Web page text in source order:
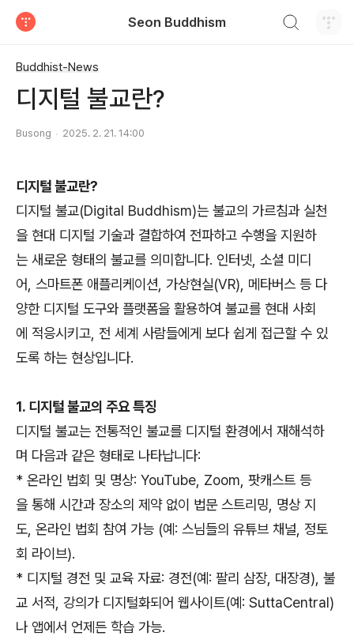
Seon Buddhism
Buddhist-News
디지털 불교란?
Busong 2025. 2. 21. 14:00
디지털 불교란?
디지털 불교(Digital Buddhism)는 불교의 가르침과 실천
을 현대 디지털 기술과 결합하여 전파하고 수행을 지원하
는 새로운 형태의 불교를 의미합니다. 인터넷, 소셜 미디
어, 스마트폰 애플리케이션, 가상현실(VR), 메타버스 등 다
양한 디지털 도구와 플랫폼을 활용하여 불교를 현대 사회
에 적응시키고, 전 세계 사람들에게 보다 쉽게 접근할 수 있
도록 하는 현상입니다.
1. 디지털 불교의 주요 특징
디지털 불교는 전통적인 불교를 디지털 환경에서 재해석하
며 다음과 같은 형태로 나타납니다:
* 온라인 법회 및 명상: YouTube, Zoom, 팟캐스트 등
을 통해 시간과 장소의 제약 없이 법문 스트리밍, 명상 지
도, 온라인 법회 참여 가능 (예: 스님들의 유튜브 채널, 정토
회 라이브).
* 디지털 경전 및 교육 자료: 경전(예: 팔리 삼장, 대장경), 불
교 서적, 강의가 디지털화되어 웹사이트(예: SuttaCentral)
나 앱에서 언제든 학습 가능.